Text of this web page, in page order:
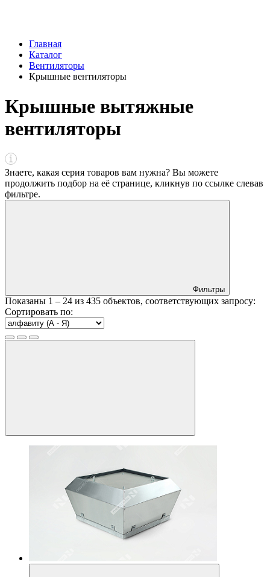
Главная
Каталог
Вентиляторы
Крышные вентиляторы
Крышные вытяжные
вентиляторы
Знаете, какая серия товаров вам нужна? Вы можете
продолжить подбор на её странице, кликнув по ссылке слевав
фильтре.
Фильтры
Показаны 1 – 24 из 435 объектов, соответствующих запросу:
Сортировать по: